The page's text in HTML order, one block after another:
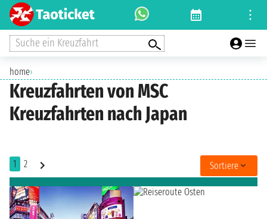
Suche ein Kreuzfahrt
home›
Kreuzfahrten von MSC
Kreuzfahrten nach Japan
1 2 Sortiere